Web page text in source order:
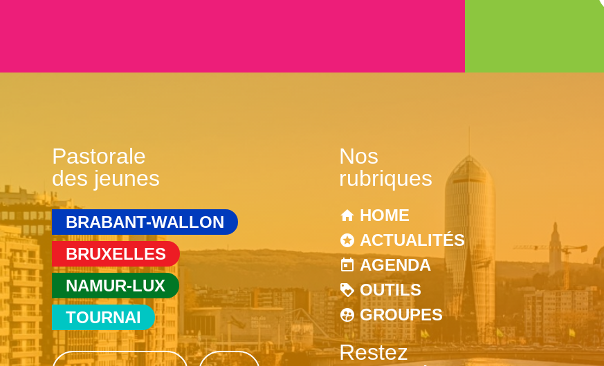
Pastorale
des jeunes
BRABANT-WALLON
BRUXELLES
NAMUR-LUX
TOURNAI
Nos
rubriques
HOME
ACTUALITÉS
AGENDA
OUTILS
GROUPES
Restez